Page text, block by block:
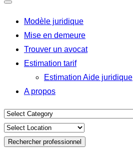
Modèle juridique
Mise en demeure
Trouver un avocat
Estimation tarif
Estimation Aide juridique
A propos
Rechercher professionnel